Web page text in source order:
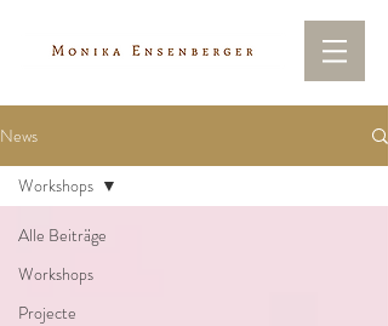
News
Alle Beiträge
Workshops
Projecte
Workshops